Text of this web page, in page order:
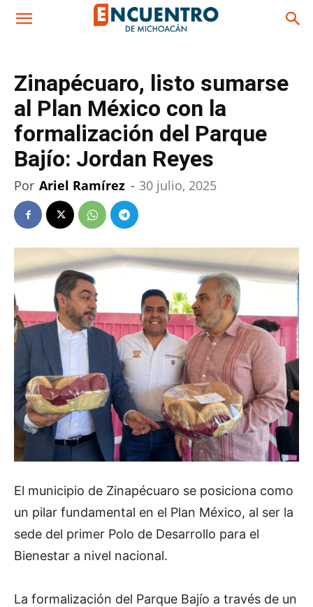
Zinapécuaro, listo sumarse
al Plan México con la
formalización del Parque
Bajío: Jordan Reyes
Por Ariel Ramírez - 30 julio, 2025
El municipio de Zinapécuaro se posiciona como
un pilar fundamental en el Plan México, al ser la
sede del primer Polo de Desarrollo para el
Bienestar a nivel nacional.
La formalización del Parque Bajío a través de un